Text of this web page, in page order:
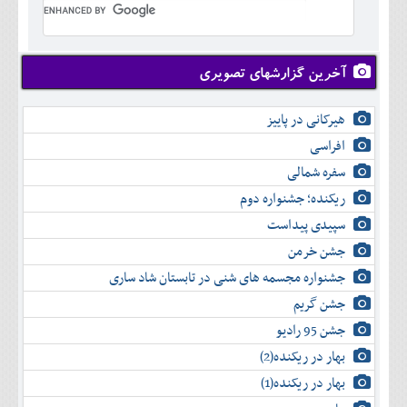
دی
بهمن
اسفند
آبان
آذر
دی
بهمن
اسفند
شهريور
مهر
آبان
آذر
دی
بهمن
اسفند
تير
مرداد
شهريور
مهر
آبان
آذر
دی
بهمن
اسفند
آخرین گزارشهای تصویری
هیرکانی در پاییز
افراسی
سفره شمالی
ریکنده؛ جشنواره دوم
سپیدی پیداست
جشن خرمن
جشنواره مجسمه های شنی در تابستان شاد ساری
جشن گریم
جشن 95 رادیو
بهار در ریکنده(2)
بهار در ریکنده(1)